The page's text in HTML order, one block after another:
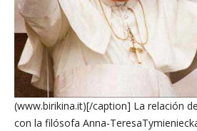
(www.birikina.it)[/caption] La relación
con la filósofa Anna-